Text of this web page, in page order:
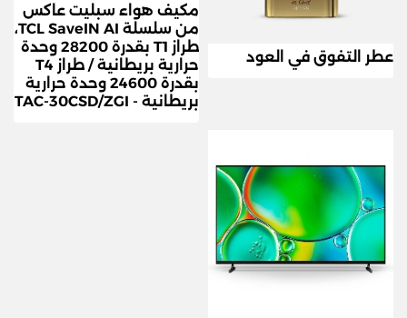
عطر التفوق في العود
مكيف هواء سبليت عاكس
من سلسلة TCL SaveIN AI،
طراز T1 بقدرة 28200 وحدة
حرارية بريطانية / طراز T4
بقدرة 24600 وحدة حرارية
بريطانية - TAC-30CSD/ZGI